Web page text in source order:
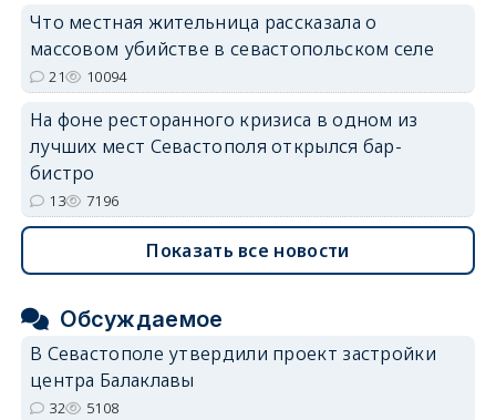
Что местная жительница рассказала о
массовом убийстве в севастопольском селе
21 10094
На фоне ресторанного кризиса в одном из
лучших мест Севастополя открылся бар-
бистро
13 7196
Показать все новости
Обсуждаемое
В Севастополе утвердили проект застройки
центра Балаклавы
32 5108